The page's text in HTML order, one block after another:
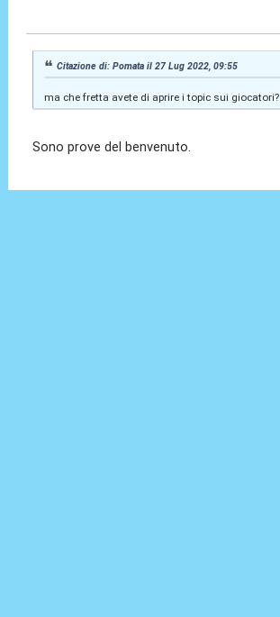
Citazione di: Pomata il 27 Lug 2022, 09:55
ma che fretta avete di aprire i topic sui giocatori?
Sono prove del benvenuto.